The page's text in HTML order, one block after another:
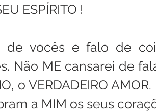
ESPÍRITO !
de vocês e falo de
Não ME cansarei de
o VERDADEIRO AMOR.
a MIM os seus